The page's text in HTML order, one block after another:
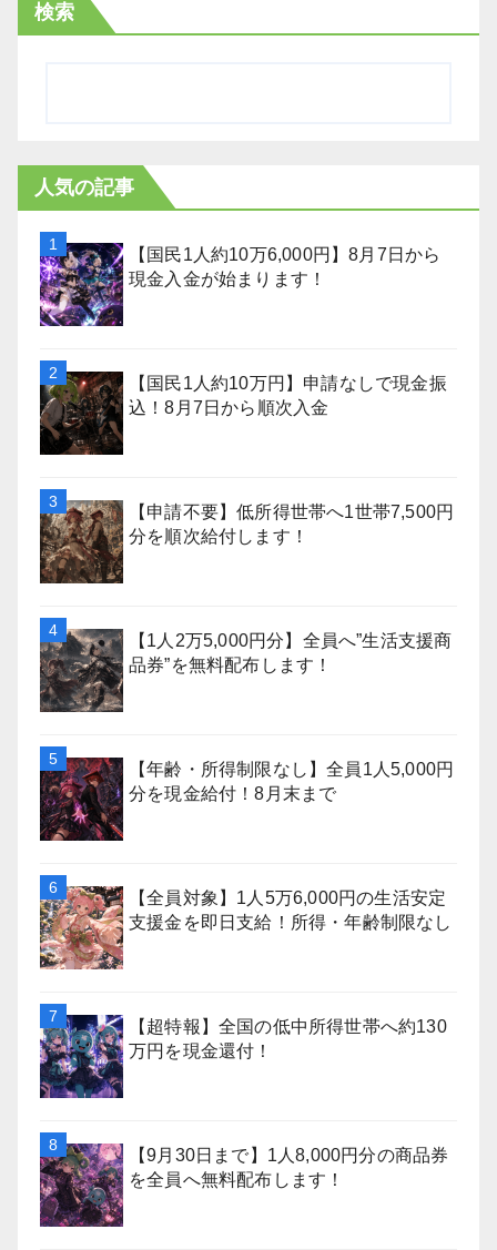
検索
人気の記事
【国民1人約10万6,000円】8月7日から
現金入金が始まります！
【国民1人約10万円】申請なしで現金振
込！8月7日から順次入金
【申請不要】低所得世帯へ1世帯7,500円
分を順次給付します！
【1人2万5,000円分】全員へ”生活支援商
品券”を無料配布します！
【年齢・所得制限なし】全員1人5,000円
分を現金給付！8月末まで
【全員対象】1人5万6,000円の生活安定
支援金を即日支給！所得・年齢制限なし
【超特報】全国の低中所得世帯へ約130
万円を現金還付！
【9月30日まで】1人8,000円分の商品券
を全員へ無料配布します！